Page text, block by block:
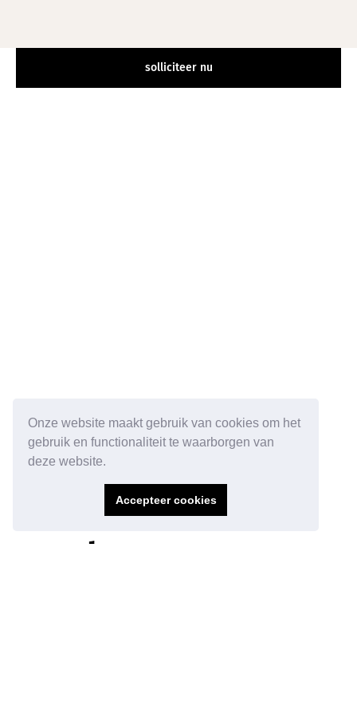
Onze website maakt gebruik van cookies om het
gebruik en functionaliteit te waarborgen van
deze website.
Accepteer cookies
solliciteer nu